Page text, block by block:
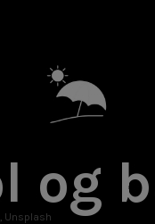
og
Unsplash